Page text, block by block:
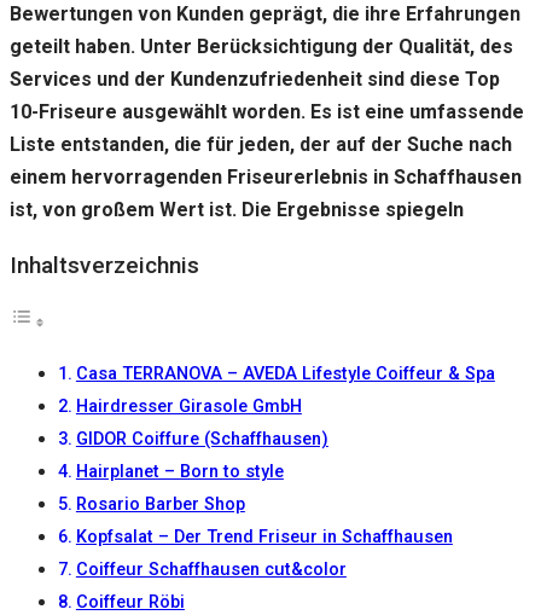
Bewertungen von Kunden geprägt, die ihre Erfahrungen
geteilt haben. Unter Berücksichtigung der Qualität, des
Services und der Kundenzufriedenheit sind diese Top
10-Friseure ausgewählt worden. Es ist eine umfassende
Liste entstanden, die für jeden, der auf der Suche nach
einem hervorragenden Friseurerlebnis in Schaffhausen
ist, von großem Wert ist. Die Ergebnisse spiegeln
Inhaltsverzeichnis
Casa TERRANOVA – AVEDA Lifestyle Coiffeur & Spa
Hairdresser Girasole GmbH
GIDOR Coiffure (Schaffhausen)
Hairplanet – Born to style
Rosario Barber Shop
Kopfsalat – Der Trend Friseur in Schaffhausen
Coiffeur Schaffhausen cut&color
Coiffeur Röbi
verschwinden
einige
Funktionen
von der
Website.
Marketing
Indem Sie uns Ihre
Verhalten beim
personalisierte
Inhalte und
Angebote zu
sehen.